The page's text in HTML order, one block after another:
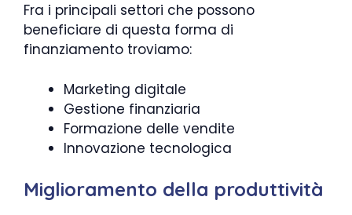
Fra i principali settori che possono
beneficiare di questa forma di
finanziamento troviamo:
Marketing digitale
Gestione finanziaria
Formazione delle vendite
Innovazione tecnologica
Miglioramento della produttività